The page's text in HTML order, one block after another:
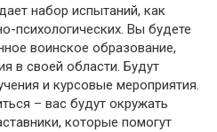
набор испытаний, как
психологических. Вы будете
воинское образование,
в своей области. Будут
и курсовые мероприятия.
– вас будут окружать
которые помогут